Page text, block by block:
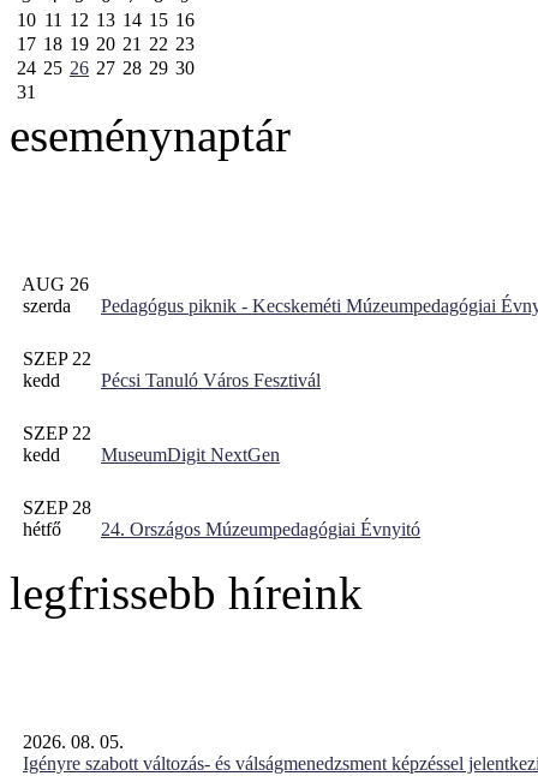
10 11 12 13 14 15 16
17 18 19 20 21 22 23
24 25 26 27 28 29 30
31
eseménynaptár
AUG 26
szerda
Pedagógus piknik - Kecskeméti Múzeumpedagógiai
SZEP 22
kedd
Pécsi Tanuló Város Fesztivál
SZEP 22
kedd
MuseumDigit NextGen
SZEP 28
hétfő
24. Országos Múzeumpedagógiai Évnyitó
legfrissebb híreink
2026. 08. 05.
Igényre szabott változás- és válságmenedzsment képzéssel